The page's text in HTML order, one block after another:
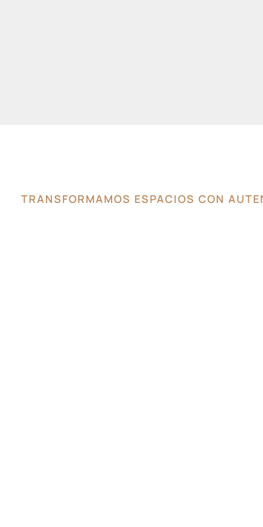
TRANSFORMAMOS ESPACIOS CON